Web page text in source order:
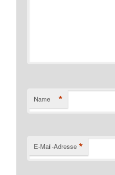
Name *
E-Mail-Adresse *